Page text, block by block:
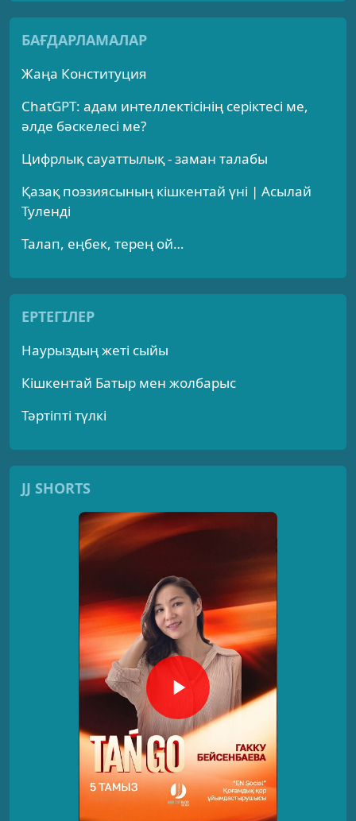
БАҒДАРЛАМАЛАР
Жаңа Конституция
ChatGPT: адам интеллектісінің серіктесі ме,
әлде бәскелесі ме?
Цифрлық сауаттылық - заман талабы
Қазақ поэзиясының кішкентай үні | Асылай
Туленді
Талап, еңбек, терең ой…
ЕРТЕГІЛЕР
Наурыздың жеті сыйы
Кішкентай Батыр мен жолбарыс
Тәртіпті түлкі
JJ SHORTS